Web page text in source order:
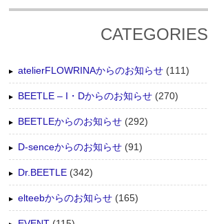
CATEGORIES
atelierFLOWRINAからのお知らせ (111)
BEETLE – I・Dからのお知らせ (270)
BEETLEからのお知らせ (292)
D-senceからのお知らせ (91)
Dr.BEETLE (342)
elteebからのお知らせ (165)